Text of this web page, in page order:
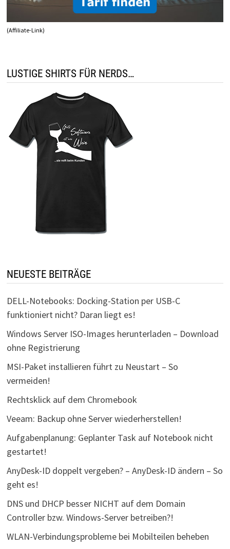
(Affiliate-Link)
LUSTIGE SHIRTS FÜR NERDS…
NEUESTE BEITRÄGE
DELL-Notebooks: Docking-Station per USB-C
funktioniert nicht? Daran liegt es!
Windows Server ISO-Images herunterladen – Download
ohne Registrierung
MSI-Paket installieren führt zu Neustart – So
vermeiden!
Rechtsklick auf dem Chromebook
Veeam: Backup ohne Server wiederherstellen!
Aufgabenplanung: Geplanter Task auf Notebook nicht
gestartet!
AnyDesk-ID doppelt vergeben? – AnyDesk-ID ändern – So
geht es!
DNS und DHCP besser NICHT auf dem Domain
Controller bzw. Windows-Server betreiben?!
WLAN-Verbindungsprobleme bei Mobilteilen beheben